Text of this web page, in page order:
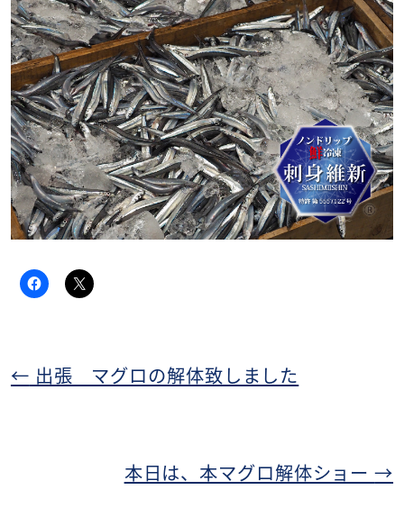
← 出張 マグロの解体致しました
本日は、本マグロ解体ショー→